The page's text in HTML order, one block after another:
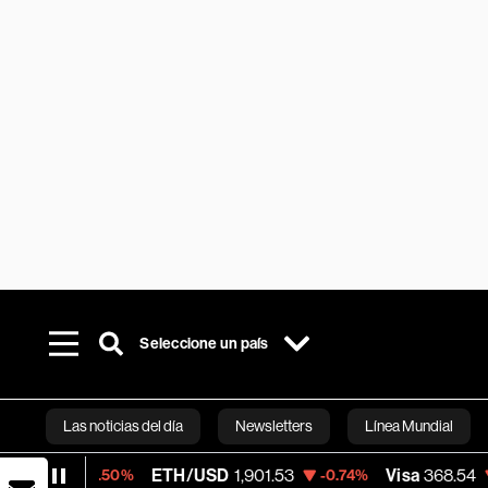
Seleccione un país
Las noticias del día Newsletters Línea Mundial
Bloomberg
ETH/USD 1,901.53 -0.74% Visa 368.54 -0.28%